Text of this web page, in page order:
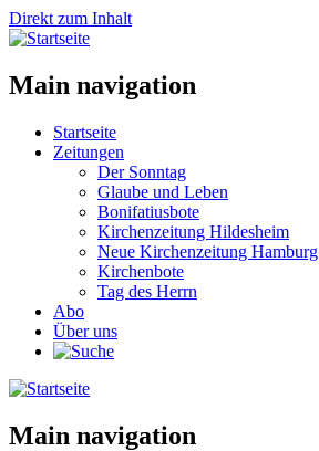
Direkt zum Inhalt
Main navigation
Startseite
Zeitungen
Der Sonntag
Glaube und Leben
Bonifatiusbote
Kirchenzeitung Hildesheim
Neue Kirchenzeitung Hamburg
Kirchenbote
Tag des Herrn
Abo
Über uns
Main navigation